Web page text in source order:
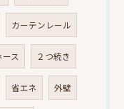
カーテンレール
ス ２つ続き
省エネ 外壁